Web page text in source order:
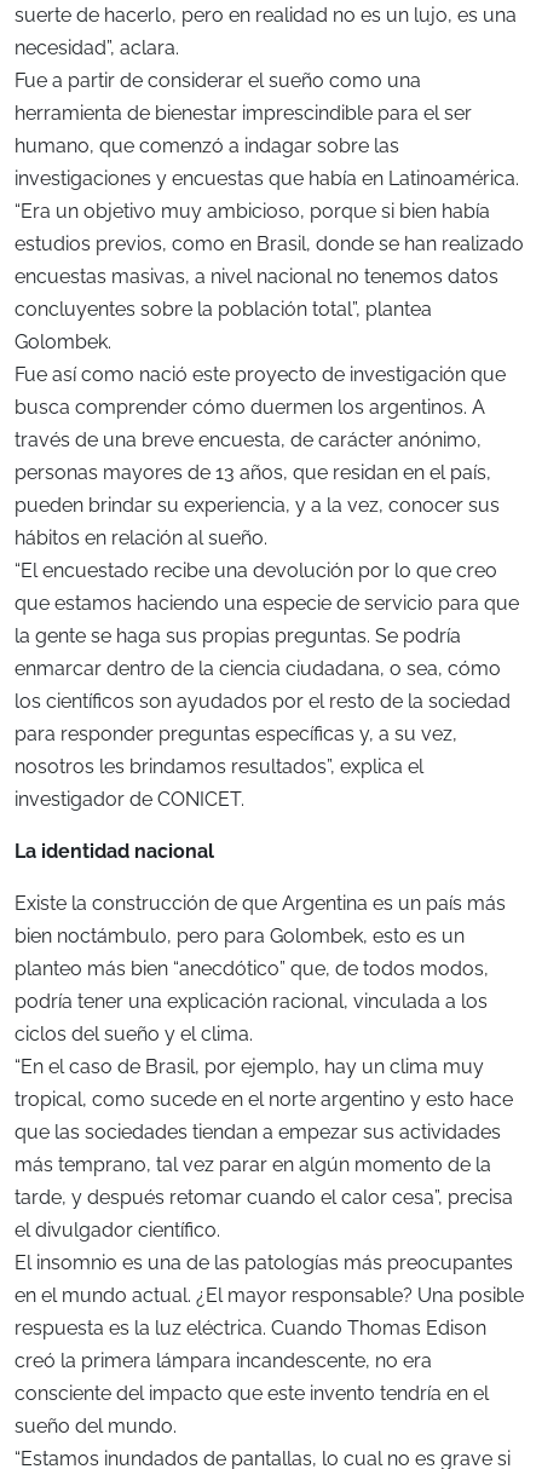
suerte de hacerlo, pero en realidad no es un lujo, es una
necesidad”, aclara.
Fue a partir de considerar el sueño como una
herramienta de bienestar imprescindible para el ser
humano, que comenzó a indagar sobre las
investigaciones y encuestas que había en Latinoamérica.
“Era un objetivo muy ambicioso, porque si bien había
estudios previos, como en Brasil, donde se han realizado
encuestas masivas, a nivel nacional no tenemos datos
concluyentes sobre la población total”, plantea
Golombek.
Fue así como nació este proyecto de investigación que
busca comprender cómo duermen los argentinos. A
través de una breve encuesta, de carácter anónimo,
personas mayores de 13 años, que residan en el país,
pueden brindar su experiencia, y a la vez, conocer sus
hábitos en relación al sueño.
“El encuestado recibe una devolución por lo que creo
que estamos haciendo una especie de servicio para que
la gente se haga sus propias preguntas. Se podría
enmarcar dentro de la ciencia ciudadana, o sea, cómo
los científicos son ayudados por el resto de la sociedad
para responder preguntas específicas y, a su vez,
nosotros les brindamos resultados”, explica el
investigador de CONICET.
La identidad nacional
Existe la construcción de que Argentina es un país más
bien noctámbulo, pero para Golombek, esto es un
planteo más bien “anecdótico” que, de todos modos,
podría tener una explicación racional, vinculada a los
ciclos del sueño y el clima.
“En el caso de Brasil, por ejemplo, hay un clima muy
tropical, como sucede en el norte argentino y esto hace
que las sociedades tiendan a empezar sus actividades
más temprano, tal vez parar en algún momento de la
tarde, y después retomar cuando el calor cesa”, precisa
el divulgador científico.
El insomnio es una de las patologías más preocupantes
en el mundo actual. ¿El mayor responsable? Una posible
respuesta es la luz eléctrica. Cuando Thomas Edison
creó la primera lámpara incandescente, no era
consciente del impacto que este invento tendría en el
sueño del mundo.
“Estamos inundados de pantallas, lo cual no es grave si